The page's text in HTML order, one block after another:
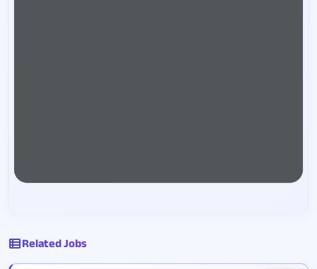
Related Jobs